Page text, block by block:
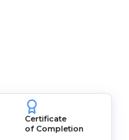
Certificate
of Completion